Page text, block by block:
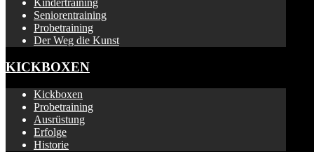
Seniorentraining
Probetraining
Der Weg die Kunst
KICKBOXEN
Kickboxen
Probetraining
Ausrüstung
Erfolge
Historie